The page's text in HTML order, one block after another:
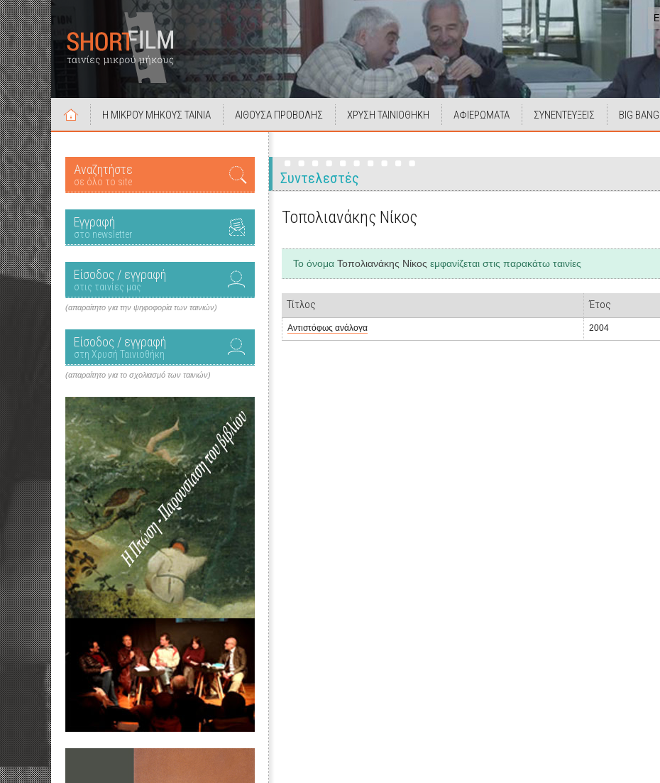
Η ΜΙΚΡΟΥ ΜΗΚΟΥΣ ΤΑΙΝΙΑ ΑΙΘΟΥΣΑ ΠΡΟΒΟΛΗΣ ΧΡΥΣΗ ΤΑΙΝΙΟΘΗΚΗ ΑΦΙΕΡΩΜΑΤΑ ΣΥΝΕΝΤΕΥΞΕΙΣ BIG BANG
Αναζητήστε
σε όλο το site
Εγγραφή
στο newsletter
Είσοδος / εγγραφή
στις ταινίες μας
(απαραίτητο για την ψηφοφορία των ταινιών)
Είσοδος / εγγραφή
στη Χρυσή Ταινιοθήκη
(απαραίτητο για το σχολιασμό των ταινιών)
Συντελεστές
Τοπολιανάκης Νίκος
Το όνομα Τοπολιανάκης Νίκος εμφανίζεται στις παρακάτω ταινίες
Τίτλος Έτος
Αντιστόφως ανάλογα 2004